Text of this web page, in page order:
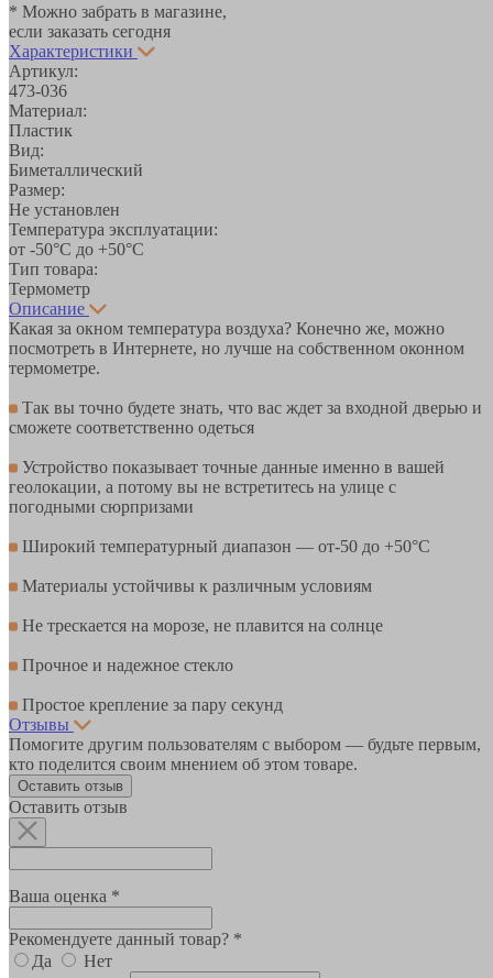
* Можно забрать в магазине,
если заказать сегодня
Характеристики
Артикул:
473-036
Материал:
Пластик
Вид:
Биметаллический
Размер:
Не установлен
Температура эксплуатации:
от -50°С до +50°C
Тип товара:
Термометр
Описание
Какая за окном температура воздуха? Конечно же, можно
посмотреть в Интернете, но лучше на собственном оконном
термометре.
Так вы точно будете знать, что вас ждет за входной дверью и
сможете соответственно одеться
Устройство показывает точные данные именно в вашей
геолокации, а потому вы не встретитесь на улице с
погодными сюрпризами
Широкий температурный диапазон — от-50 до +50°С
Материалы устойчивы к различным условиям
Не трескается на морозе, не плавится на солнце
Прочное и надежное стекло
Простое крепление за пару секунд
Отзывы
Помогите другим пользователям с выбором — будьте первым,
кто поделится своим мнением об этом товаре.
Оставить отзыв
Оставить отзыв
Ваша оценка *
Рекомендуете данный товар? *
Да
Нет